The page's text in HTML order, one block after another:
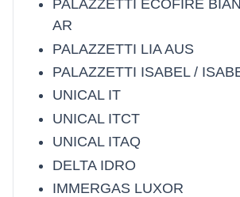
PALAZZETTI ECOFIRE
AR
PALAZZETTI LIA AUS
PALAZZETTI ISABEL /
UNICAL IT
UNICAL ITCT
UNICAL ITAQ
DELTA IDRO
IMMERGAS LUXOR